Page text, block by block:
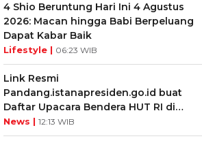
4 Shio Beruntung Hari Ini 4 Agustus
2026: Macan hingga Babi Berpeluang
Dapat Kabar Baik
Lifestyle | 06:23 WIB
Link Resmi
Pandang.istanapresiden.go.id buat
Daftar Upacara Bendera HUT RI di
Istana Negara
News | 12:13 WIB